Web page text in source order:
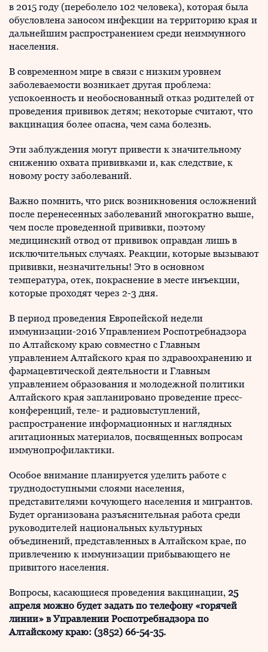
в 2015 году (переболело 102 человека), которая была
обусловлена заносом инфекции на территорию края и
дальнейшим распространением среди неиммунного
населения.
В современном мире в связи с низким уровнем
заболеваемости возникает другая проблема:
успокоенность и необоснованный отказ родителей от
проведения прививок детям; некоторые считают, что
вакцинация более опасна, чем сама болезнь.
Эти заблуждения могут привести к значительному
снижению охвата прививками и, как следствие, к
новому росту заболеваний.
Важно помнить, что риск возникновения осложнений
после перенесенных заболеваний многократно выше,
чем после проведенной прививки, поэтому
медицинский отвод от прививок оправдан лишь в
исключительных случаях. Реакции, которые вызывают
прививки, незначительны! Это в основном
температура, отек, покраснение в месте инъекции,
которые проходят через 2-3 дня.
В период проведения Европейской недели
иммунизации-2016 Управлением Роспотребнадзора
по Алтайскому краю совместно с Главным
управлением Алтайского края по здравоохранению и
фармацевтической деятельности и Главным
управлением образования и молодежной политики
Алтайского края запланировано проведение пресс-
конференций, теле- и радиовыступлений,
распространение информационных и наглядных
агитационных материалов, посвященных вопросам
иммунопрофилактики.
Особое внимание планируется уделить работе с
труднодоступными слоями населения,
представителями кочующего населения и мигрантов.
Будет организована разъяснительная работа среди
руководителей национальных культурных
объединений, представленных в Алтайском крае, по
привлечению к иммунизации прибывающего не
привитого населения.
Вопросы, касающиеся проведения вакцинации, 25
апреля можно будет задать по телефону «горячей
линии» в Управлении Роспотребнадзора по
Алтайскому краю: (3852) 66-54-35.